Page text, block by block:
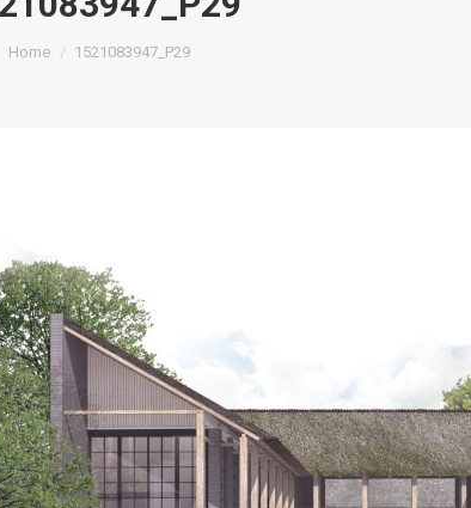
You are here:
Home 1521083947_P29